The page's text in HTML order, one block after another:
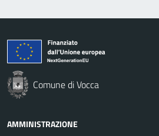
Comune di Vocca
AMMINISTRAZIONE